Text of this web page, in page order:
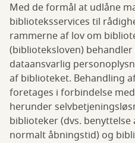
Med de formål at udlåne
biblioteksservices til
rammerne af lov om
(biblioteksloven)
dataansvarlig
af biblioteket. Behandling
foretages i forbindelse
herunder
biblioteker (dvs.
normalt åbningstid) og